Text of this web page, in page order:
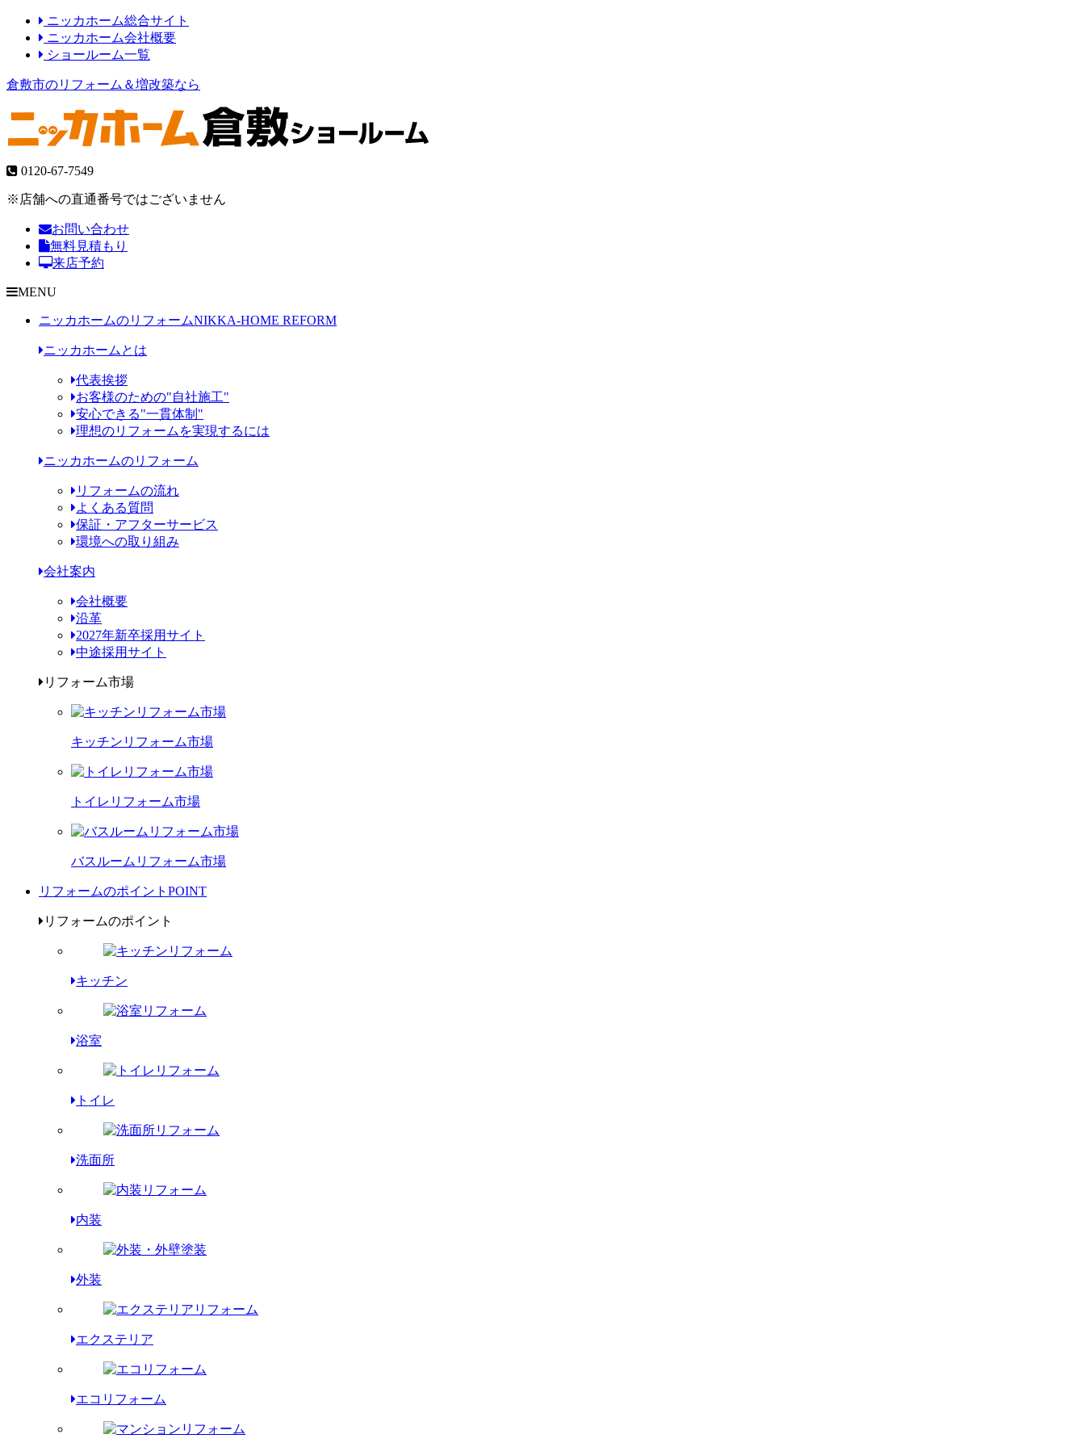
ニッカホーム総合サイト
ニッカホーム会社概要
ショールーム一覧
倉敷市のリフォーム＆増改築なら
0120-67-7549
※店舗への直通番号ではございません
お問い合わせ
無料見積もり
来店予約
MENU
ニッカホームのリフォームNIKKA-HOME REFORM
ニッカホームとは
代表挨拶
お客様のための"自社施工"
安心できる"一貫体制"
理想のリフォームを実現するには
ニッカホームのリフォーム
リフォームの流れ
よくある質問
保証・アフターサービス
環境への取り組み
会社案内
会社概要
沿革
2027年新卒採用サイト
中途採用サイト
リフォーム市場
キッチンリフォーム市場
トイレリフォーム市場
バスルームリフォーム市場
リフォームのポイント POINT
リフォームのポイント
キッチン
浴室
トイレ
洗面所
内装
外装
エクステリア
エコリフォーム